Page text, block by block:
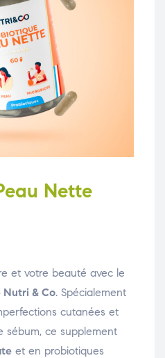
Nette
et votre beauté avec le
Nutri & Co. Spécialement
cutanées et
sébum, ce supplement
et en probiotiques